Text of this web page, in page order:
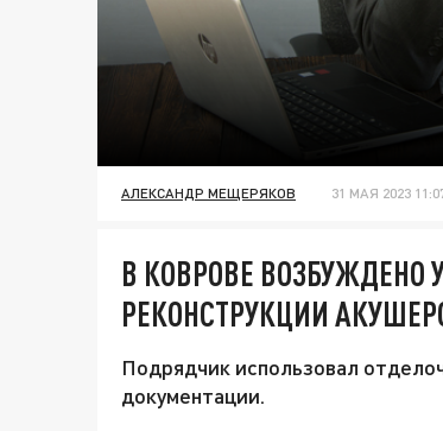
АЛЕКСАНДР МЕЩЕРЯКОВ 31 МАЯ 2023
В КОВРОВЕ ВОЗБУЖДЕНО
РЕКОНСТРУКЦИИ
Подрядчик использовал
документации.